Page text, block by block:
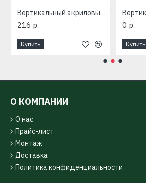
Вертикальный акриловый сайдинг «Quadrohouse» Альта-Профиль
216 р.
Купить
0 р.
Купить
О КОМПАНИИ
О нас
Прайс-лист
Монтаж
Доставка
Политика конфиденциальности